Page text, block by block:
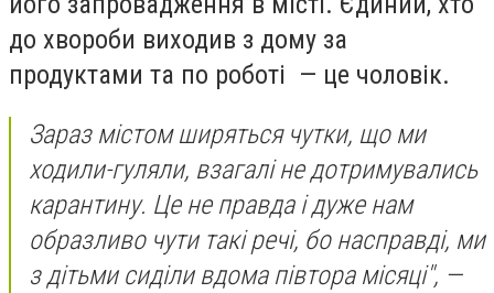
до хвороби виходив з дому за
продуктами та по роботі — це чоловік.
Зараз містом ширяться чутки, що ми
ходили-гуляли, взагалі не дотримувались
карантину. Це не правда і дуже нам
образливо чути такі речі, бо насправді, ми
з дітьми сиділи вдома півтора місяці", —